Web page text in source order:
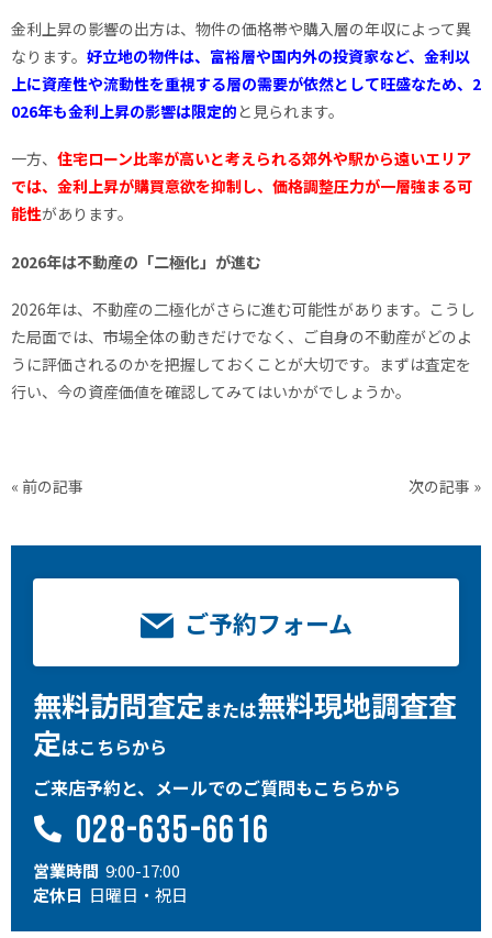
金利上昇の影響の出方は、物件の価格帯や購入層の年収によって異
なります。 好立地の物件は、富裕層や国内外の投資家など、金利以
上に資産性や流動性を重視する層の需要が依然として旺盛なため、2
026年も金利上昇の影響は限定的 と見られます。
一方、 住宅ローン比率が高いと考えられる郊外や駅から遠いエリア
では、金利上昇が購買意欲を抑制し、価格調整圧力が一層強まる可
能性があります。
2026年は不動産の「二極化」が進む
2026年は、不動産の二極化がさらに進む可能性があります。こうし
た局面では、市場全体の動きだけでなく、ご自身の不動産がどのよ
うに評価されるのかを把握しておくことが大切です。まずは査定を
行い、今の資産価値を確認してみてはいかがでしょうか。
« 前の記事 次の記事 »
ご予約フォーム
無料訪問査定または無料現地調査査
定はこちらから
ご来店予約と、メールでのご質問もこちらから
028-635-6616
営業時間 9:00-17:00
定休日 日曜日・祝日